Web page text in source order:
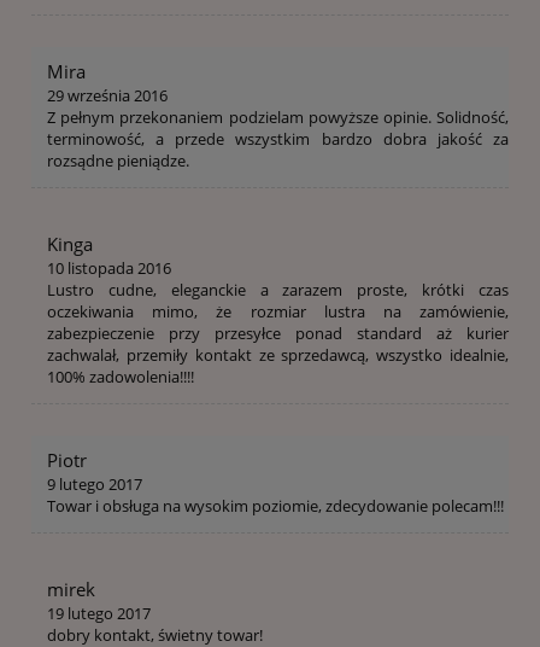
Mira
29 września 2016
Z pełnym przekonaniem podzielam powyższe opinie. Solidność,
terminowość, a przede wszystkim bardzo dobra jakość za
rozsądne pieniądze.
Kinga
10 listopada 2016
Lustro cudne, eleganckie a zarazem proste, krótki czas
oczekiwania mimo, że rozmiar lustra na zamówienie,
zabezpieczenie przy przesyłce ponad standard aż kurier
zachwalał, przemiły kontakt ze sprzedawcą, wszystko idealnie,
100% zadowolenia!!!!
Piotr
9 lutego 2017
Towar i obsługa na wysokim poziomie, zdecydowanie polecam!!!
mirek
19 lutego 2017
dobry kontakt, świetny towar!